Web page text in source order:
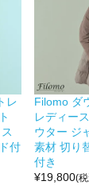
レ
付
Filomo ダ
レディー
ウター ジ
素材 切り
付き
¥19,800(